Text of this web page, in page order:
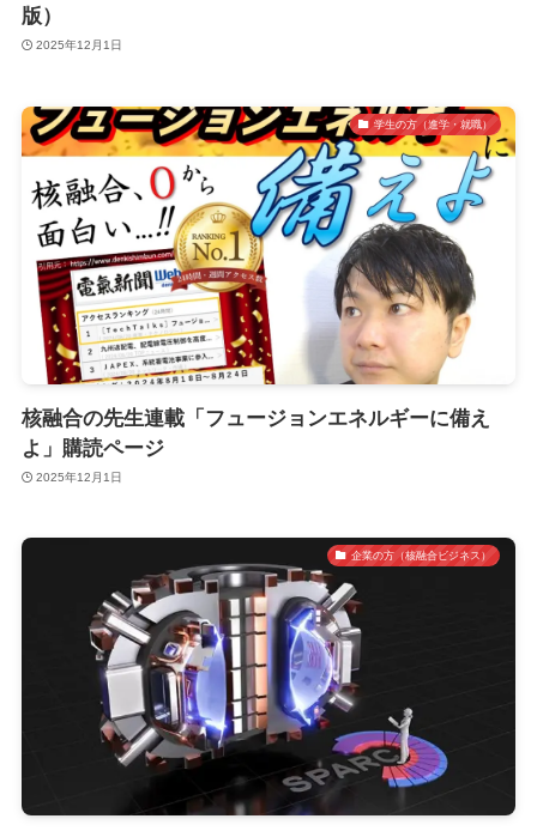
版）
2025年12月1日
学生の方（進学・就職）
核融合の先生連載「フュージョンエネルギーに備え
よ」購読ページ
2025年12月1日
企業の方（核融合ビジネス）